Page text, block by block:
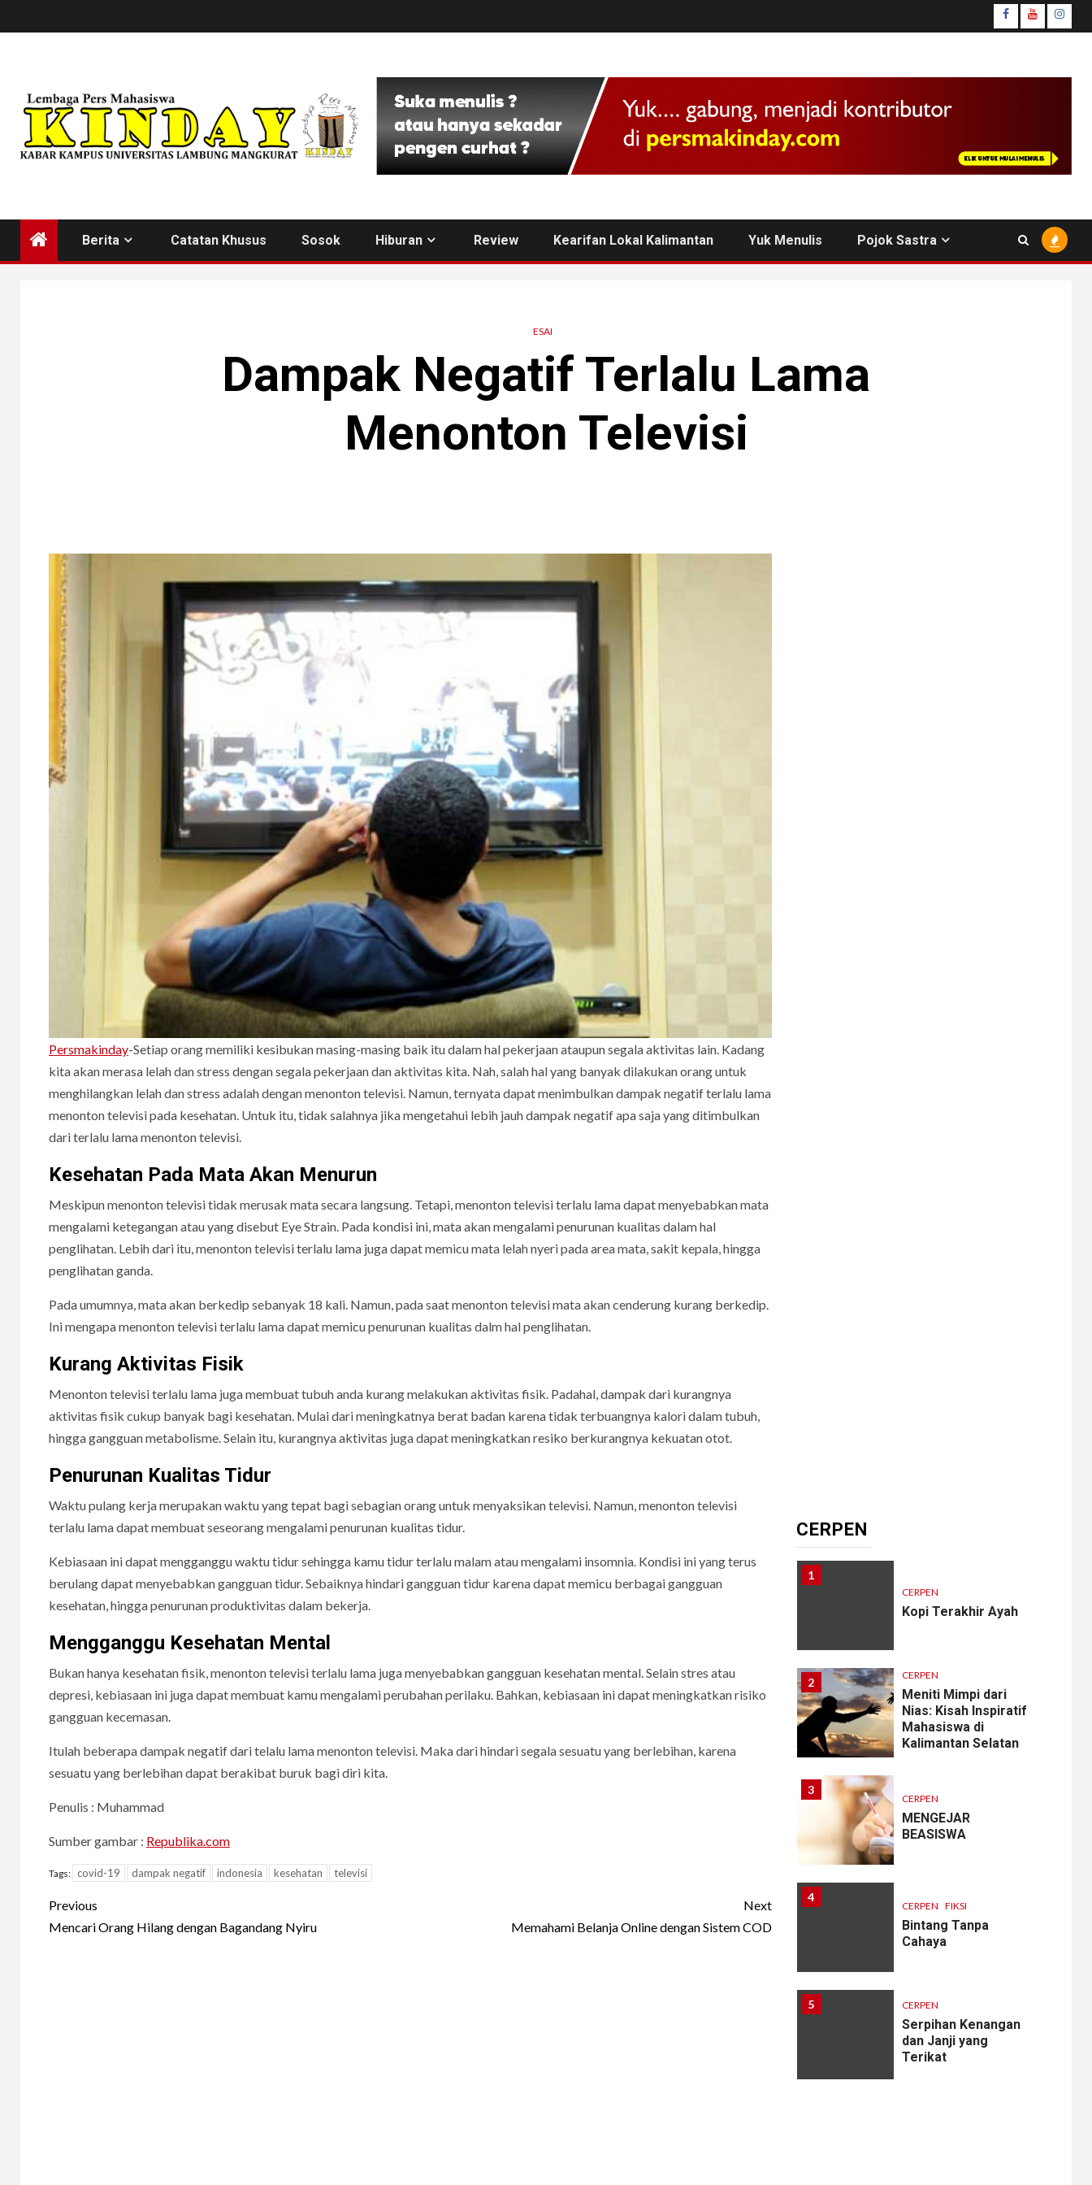
to
facebook
youtube
Berita Catatan Khusus Sosok Hiburan Review Kearifan Lokal Kalimantan Yuk Menulis Pojok Sastra
ESAI
Dampak Negatif Terlalu Lama
Menonton Televisi
Persmakinday-Setiap orang memiliki kesibukan masing-masing baik itu dalam hal pekerjaan ataupun segala aktivitas lain. Kadang
kita akan merasa lelah dan stress dengan segala pekerjaan dan aktivitas kita. Nah, salah hal yang banyak dilakukan orang untuk
menghilangkan lelah dan stress adalah dengan menonton televisi. Namun, ternyata dapat menimbulkan dampak negatif terlalu lama
menonton televisi pada kesehatan. Untuk itu, tidak salahnya jika mengetahui lebih jauh dampak negatif apa saja yang ditimbulkan
dari terlalu lama menonton televisi.
Kesehatan Pada Mata Akan Menurun
Meskipun menonton televisi tidak merusak mata secara langsung. Tetapi, menonton televisi terlalu lama dapat menyebabkan mata
mengalami ketegangan atau yang disebut Eye Strain. Pada kondisi ini, mata akan mengalami penurunan kualitas dalam hal
penglihatan. Lebih dari itu, menonton televisi terlalu lama juga dapat memicu mata lelah nyeri pada area mata, sakit kepala, hingga
penglihatan ganda.
Pada umumnya, mata akan berkedip sebanyak 18 kali. Namun, pada saat menonton televisi mata akan cenderung kurang berkedip.
Ini mengapa menonton televisi terlalu lama dapat memicu penurunan kualitas dalm hal penglihatan.
Kurang Aktivitas Fisik
Menonton televisi terlalu lama juga membuat tubuh anda kurang melakukan aktivitas fisik. Padahal, dampak dari kurangnya
aktivitas fisik cukup banyak bagi kesehatan. Mulai dari meningkatnya berat badan karena tidak terbuangnya kalori dalam tubuh,
hingga gangguan metabolisme. Selain itu, kurangnya aktivitas juga dapat meningkatkan resiko berkurangnya kekuatan otot.
Penurunan Kualitas Tidur
Waktu pulang kerja merupakan waktu yang tepat bagi sebagian orang untuk menyaksikan televisi. Namun, menonton televisi
terlalu lama dapat membuat seseorang mengalami penurunan kualitas tidur.
Kebiasaan ini dapat mengganggu waktu tidur sehingga kamu tidur terlalu malam atau mengalami insomnia. Kondisi ini yang terus
berulang dapat menyebabkan gangguan tidur. Sebaiknya hindari gangguan tidur karena dapat memicu berbagai gangguan
kesehatan, hingga penurunan produktivitas dalam bekerja.
Mengganggu Kesehatan Mental
Bukan hanya kesehatan fisik, menonton televisi terlalu lama juga menyebabkan gangguan kesehatan mental. Selain stres atau
depresi, kebiasaan ini juga dapat membuat kamu mengalami perubahan perilaku. Bahkan, kebiasaan ini dapat meningkatkan risiko
gangguan kecemasan.
Itulah beberapa dampak negatif dari telalu lama menonton televisi. Maka dari hindari segala sesuatu yang berlebihan, karena
sesuatu yang berlebihan dapat berakibat buruk bagi diri kita.
Penulis : Muhammad
Sumber gambar : Republika.com
Tags: covid-19 dampak negatif indonesia kesehatan televisi
Continue
Reading
Previous
Mencari Orang Hilang dengan Bagandang Nyiru
Next
Memahami Belanja Online dengan Sistem COD
CERPEN
1
CERPEN
Kopi Terakhir Ayah
2 CERPEN
Meniti Mimpi dari
Nias: Kisah Inspiratif
Mahasiswa di
Kalimantan Selatan
3
CERPEN
MENGEJAR
BEASISWA
4
CERPEN FIKSI
Bintang Tanpa
Cahaya
5 CERPEN
Serpihan Kenangan
dan Janji yang
Terikat